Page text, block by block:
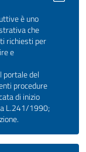
è uno
che
richiesti per
e
portale del
procedure
di inizio
L.241/1990;